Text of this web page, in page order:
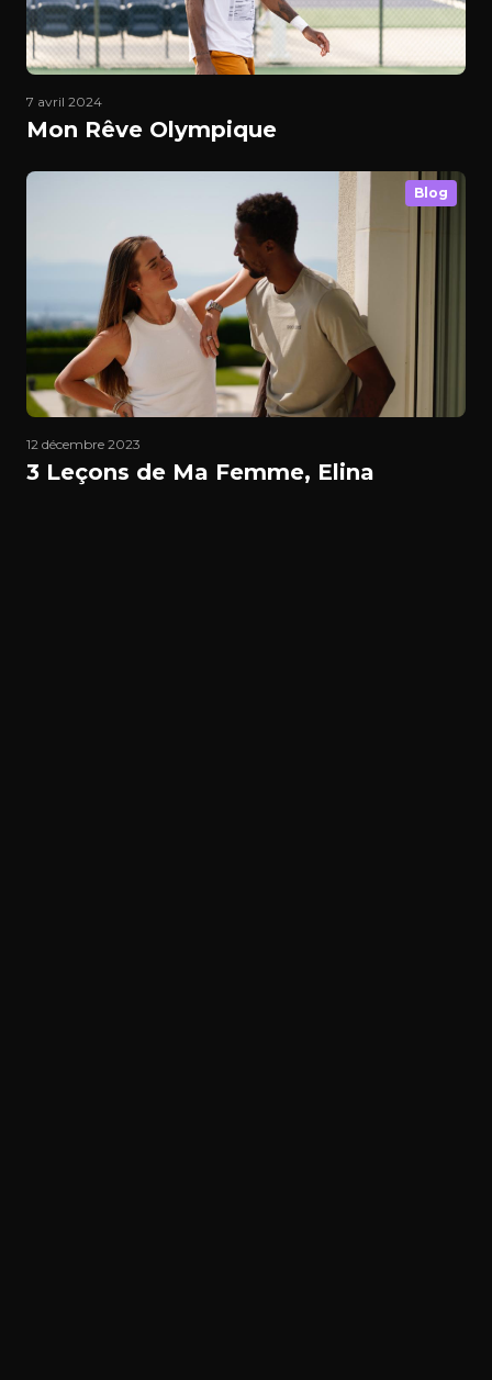
7 avril 2024
Mon Rêve Olympique
Blog
12 décembre 2023
3 Leçons de Ma Femme, Elina